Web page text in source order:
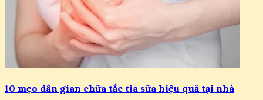
10 mẹo dân gian chữa tắc tia sữa hiệu quả tại nhà